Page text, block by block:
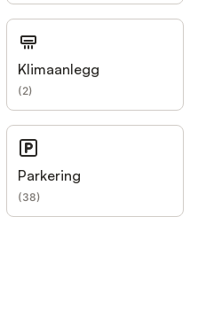
Klimaanlegg
(2)
Parkering
(38)